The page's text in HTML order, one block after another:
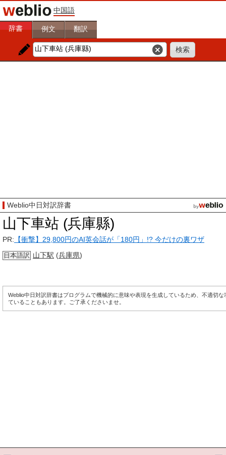
中国語
辞書 例文 翻訳
Weblio中日対訳辞書
山下車站 (兵庫縣)
PR: 【衝撃】29,800円のAI英会話が「180円」!? 今だけの裏ワザ
日本語訳 山下駅 (兵庫県)
Weblio中日対訳辞書はプログラムで機械的に意味や表現を生成しているため、不適切な
ていることもあります。ご了承くださいませ。